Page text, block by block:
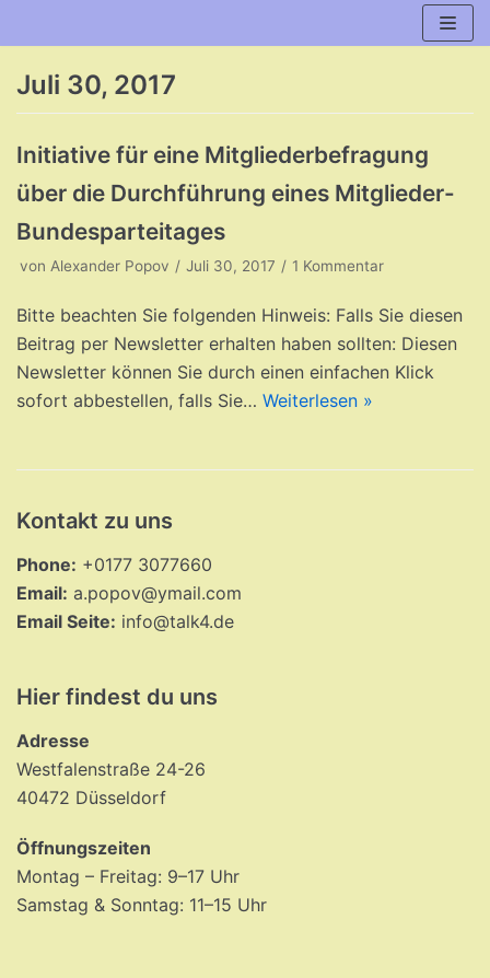
Juli 30, 2017
Initiative für eine Mitgliederbefragung
über die Durchführung eines Mitglieder-
Bundesparteitages
von Alexander Popov Juli 30, 2017 1 Kommentar
Bitte beachten Sie folgenden Hinweis: Falls Sie diesen
Beitrag per Newsletter erhalten haben sollten: Diesen
Newsletter können Sie durch einen einfachen Klick
sofort abbestellen, falls Sie… Weiterlesen »
Kontakt zu uns
Phone: +0177 3077660
Email: a.popov@ymail.com
Email Seite: info@talk4.de
Hier findest du uns
Adresse
Westfalenstraße 24-26
40472 Düsseldorf
Öffnungszeiten
Montag – Freitag: 9–17 Uhr
Samstag & Sonntag: 11–15 Uhr